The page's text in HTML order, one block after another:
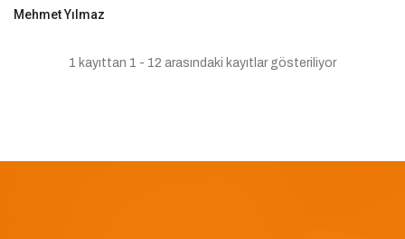
Mehmet Yılmaz
1 kayıttan 1 - 12 arasındaki kayıtlar gösteriliyor